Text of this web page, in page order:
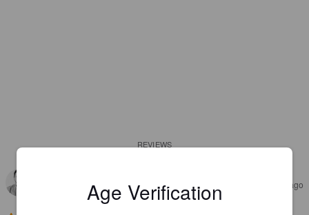
REVIEWS
THIBAULT S 7 years ago
Age Verification